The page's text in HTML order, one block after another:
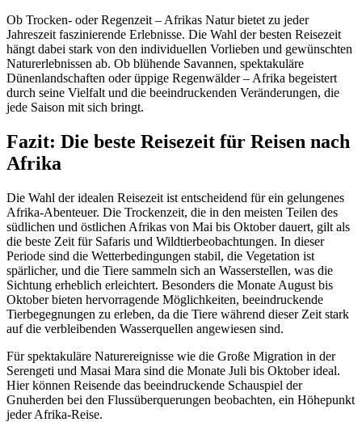
Ob Trocken- oder Regenzeit – Afrikas Natur bietet zu jeder
Jahreszeit faszinierende Erlebnisse. Die Wahl der besten Reisezeit
hängt dabei stark von den individuellen Vorlieben und gewünschten
Naturerlebnissen ab. Ob blühende Savannen, spektakuläre
Dünenlandschaften oder üppige Regenwälder – Afrika begeistert
durch seine Vielfalt und die beeindruckenden Veränderungen, die
jede Saison mit sich bringt.
Fazit: Die beste Reisezeit für Reisen nach
Afrika
Die Wahl der idealen Reisezeit ist entscheidend für ein gelungenes
Afrika-Abenteuer. Die Trockenzeit, die in den meisten Teilen des
südlichen und östlichen Afrikas von Mai bis Oktober dauert, gilt als
die beste Zeit für Safaris und Wildtierbeobachtungen. In dieser
Periode sind die Wetterbedingungen stabil, die Vegetation ist
spärlicher, und die Tiere sammeln sich an Wasserstellen, was die
Sichtung erheblich erleichtert. Besonders die Monate August bis
Oktober bieten hervorragende Möglichkeiten, beeindruckende
Tierbegegnungen zu erleben, da die Tiere während dieser Zeit stark
auf die verbleibenden Wasserquellen angewiesen sind.
Für spektakuläre Naturereignisse wie die Große Migration in der
Serengeti und Masai Mara sind die Monate Juli bis Oktober ideal.
Hier können Reisende das beeindruckende Schauspiel der
Gnuherden bei den Flussüberquerungen beobachten, ein Höhepunkt
jeder Afrika-Reise.